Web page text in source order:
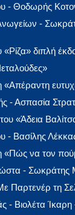
- Θοδωρής
-
διπλή
- Ασπασία
«Άδεια
- Βασίλης
«Πώς να τον
- Σωκράτης
Παρτενέρ τη
- Βιολέτα